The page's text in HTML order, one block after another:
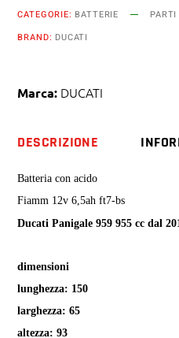
cc
959
CATEGORIE: BATTERIE
BRAND: DUCATI
Marca: DUCATI
DESCRIZIONE
Batteria con acido
Fiamm 12v 6,5ah ft7-bs
Ducati Panigale 959 955 cc dal
dimensioni
lunghezza: 150
larghezza: 65
altezza: 93